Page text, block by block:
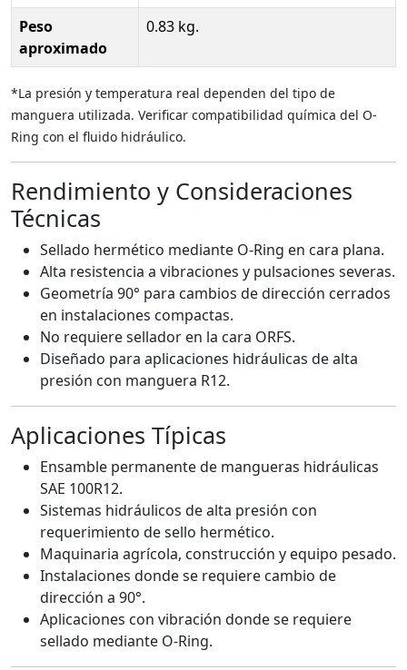
Peso
aproximado
0.83 kg.
*La presión y temperatura real dependen del tipo de
manguera utilizada. Verificar compatibilidad química del O-
Ring con el fluido hidráulico.
Rendimiento y Consideraciones
Técnicas
Sellado hermético mediante O-Ring en cara plana.
Alta resistencia a vibraciones y pulsaciones severas.
Geometría 90° para cambios de dirección cerrados
en instalaciones compactas.
No requiere sellador en la cara ORFS.
Diseñado para aplicaciones hidráulicas de alta
presión con manguera R12.
Aplicaciones Típicas
Ensamble permanente de mangueras hidráulicas
SAE 100R12.
Sistemas hidráulicos de alta presión con
requerimiento de sello hermético.
Maquinaria agrícola, construcción y equipo pesado.
Instalaciones donde se requiere cambio de
dirección a 90°.
Aplicaciones con vibración donde se requiere
sellado mediante O-Ring.